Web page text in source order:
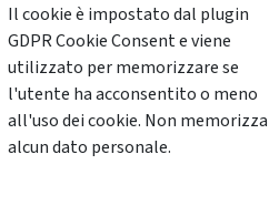
Il cookie è impostato dal plugin
GDPR Cookie Consent e viene
utilizzato per memorizzare se
l'utente ha acconsentito o meno
all'uso dei cookie. Non memorizza
alcun dato personale.